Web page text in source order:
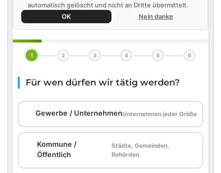
automatisch gelöscht und nicht an Dritte übermittelt.
OK
Nein danke
1 2 3 4 5 6
Für wen dürfen wir tätig werden?
Gewerbe / UnternehmenUnternehmen jeder Größe
Kommune /
Öffentlich
Städte, Gemeinden,
Behörden